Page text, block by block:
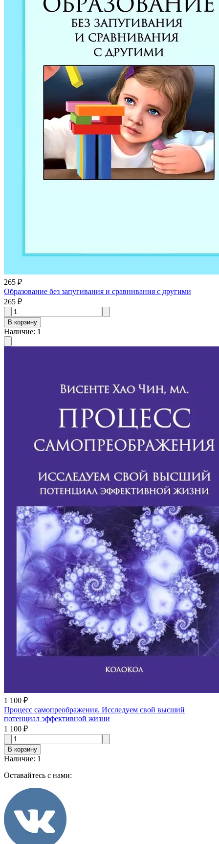
265 ₽
Образование без запугивания и сравнивания с другими
265 ₽
В корзину
Наличие: 1
1 100 ₽
Процесс самопреображения. Исследуем свой высший
потенциал эффективной жизни
1 100 ₽
В корзину
Наличие: 1
Оставайтесь с нами: